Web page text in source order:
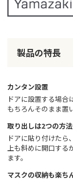
製品の特長
カンタン設置
ドアに設置する場合
もちろんそのまま置
取り出しは2つの方
ドアに貼り付けたら
上も斜めに開口する
ます。
マスクの収納も楽ち